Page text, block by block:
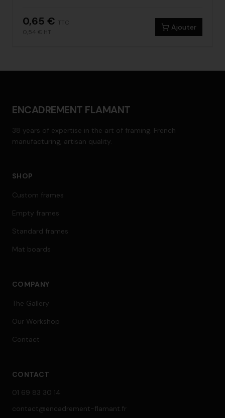
0,65 € TTC
0,54 € HT
Ajouter
ENCADREMENT FLAMANT
38 years of expertise in the art of framing. French
manufacturing, artisan quality.
SHOP
Custom frames
Empty frames
Standard frames
Mat boards
COMPANY
The Gallery
Our Workshop
Contact
CONTACT
01 69 83 30 14
contact@encadrement-flamant.fr